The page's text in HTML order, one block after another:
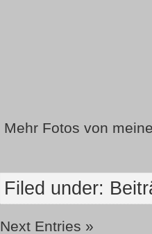
Mehr Fotos von
Filed under:
Next Entries »